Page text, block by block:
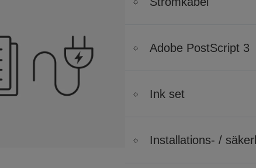
Adobe PostScript 3
Ink set
Installations- /